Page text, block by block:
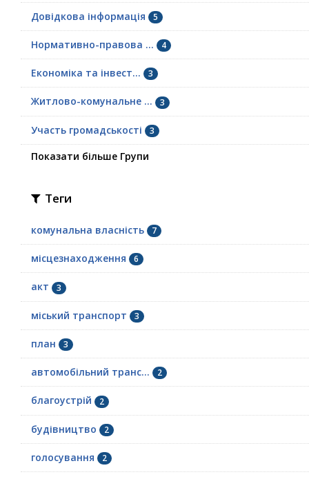
Довідкова інформація 5
Нормативно-правова ... 4
Економіка та інвест... 3
Житлово-комунальне ... 3
Участь громадськості 3
Показати більше Групи
Теги
комунальна власність 7
місцезнаходження 6
акт 3
міський транспорт 3
план 3
автомобільний транс... 2
благоустрій 2
будівництво 2
голосування 2